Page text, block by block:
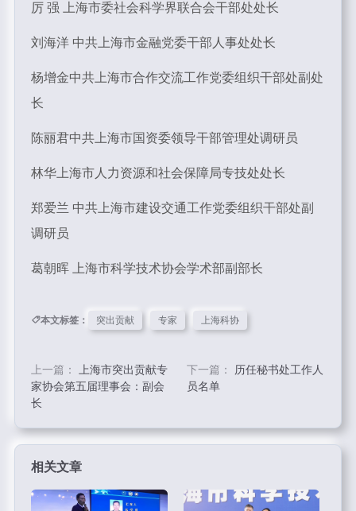
厉 强 上海市委社会科学界联合会干部处处长
刘海洋 中共上海市金融党委干部人事处处长
杨增金中共上海市合作交流工作党委组织干部处副处
长
陈丽君中共上海市国资委领导干部管理处调研员
林华上海市人力资源和社会保障局专技处处长
郑爱兰 中共上海市建设交通工作党委组织干部处副
调研员
葛朝晖 上海市科学技术协会学术部副部长
本文标签： 突出贡献 专家 上海科协
上一篇：
上海市突出贡献专
家协会第五届理事会：副会
长
下一篇：
历任秘书处工作人
员名单
相关文章